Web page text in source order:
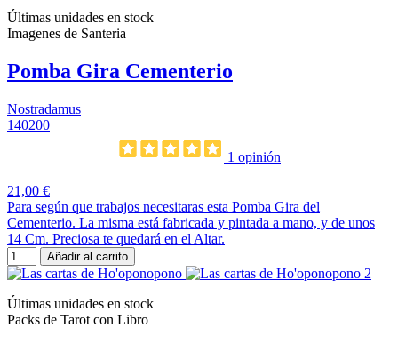
Últimas unidades en stock
Imagenes de Santeria
Pomba Gira Cementerio
Nostradamus
140200
1 opinión
21,00 €
Para según que trabajos necesitaras esta Pomba Gira del
Cementerio. La misma está fabricada y pintada a mano, y de unos
14 Cm. Preciosa te quedará en el Altar.
Añadir al carrito
Últimas unidades en stock
Packs de Tarot con Libro